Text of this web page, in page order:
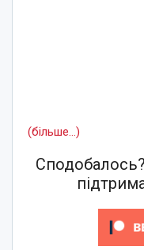
(більше…)